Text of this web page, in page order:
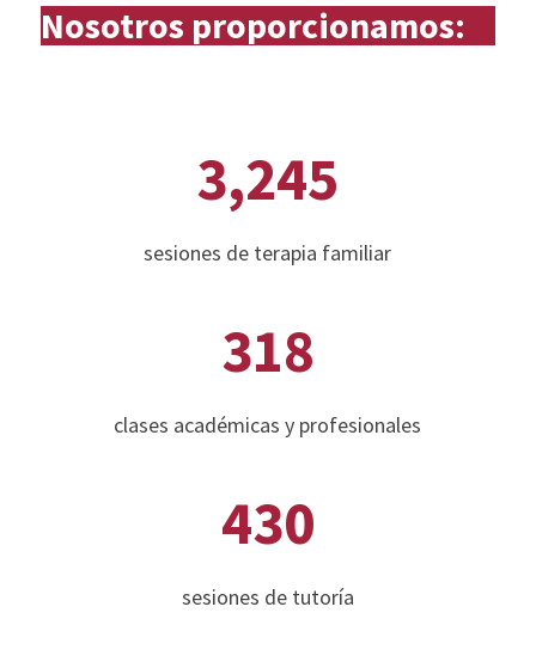
Nosotros proporcionamos:
3,245
sesiones de terapia familiar
318
clases académicas y profesionales
430
sesiones de tutoría